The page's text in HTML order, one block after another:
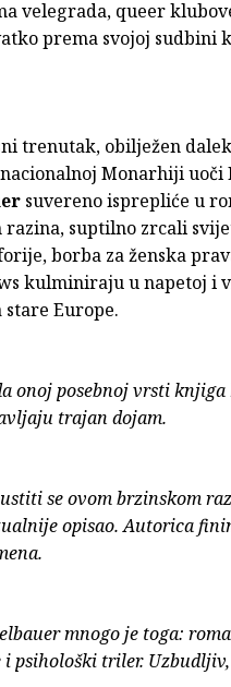
velegrada, queer
prema svojoj sudbini
trenutak, obilježen
Monarhiji uoči
suvereno isprepliće u
suptilno zrcali
borba za ženska
kulminiraju u napetoj i
Europe.
onoj posebnoj vrsti
trajan dojam.
se ovom brzinskom
opisao. Autorica
mnogo je toga:
i psihološki triler.